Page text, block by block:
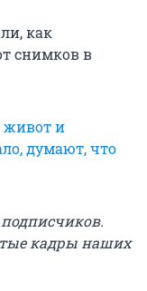
как
снимков в
живот и
думают, что
кадры наших